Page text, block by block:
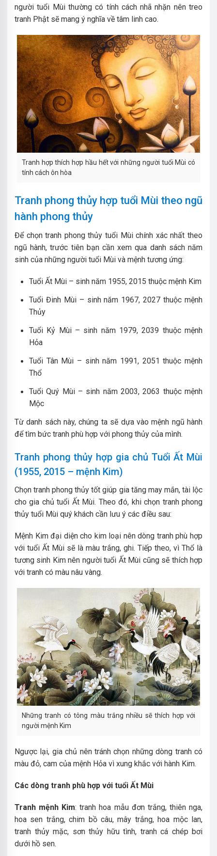
người tuổi Mùi thường có tính cách nhã nhặn nên treo
tranh Phật sẽ mang ý nghĩa về tâm linh cao.
Tranh hợp thích hợp hầu hết với những người tuổi Mùi có
tính cách ôn hòa
Tranh phong thủy hợp tuổi Mùi theo ngũ
hành phong thủy
Để chọn tranh phong thủy tuổi Mùi chính xác nhất theo
ngũ hành, trước tiên bạn cần xem qua danh sách năm
sinh của những người tuổi Mùi và mệnh tương ứng:
Tuổi Ất Mùi – sinh năm 1955, 2015 thuộc mệnh Kim
Tuổi Đinh Mùi – sinh năm 1967, 2027 thuộc mệnh
Thủy
Tuổi Kỷ Mùi – sinh năm 1979, 2039 thuộc mệnh
Hỏa
Tuổi Tân Mùi – sinh năm 1991, 2051 thuộc mệnh
Thổ
Tuổi Quý Mùi – sinh năm 2003, 2063 thuộc mệnh
Mộc
Từ danh sách này, chúng ta sẽ dựa vào mệnh ngũ hành
để tìm bức tranh phù hợp với phong thủy của mình.
Tranh phong thủy hợp gia chủ Tuổi Ất Mùi
(1955, 2015 – mệnh Kim)
Chọn tranh phong thủy tốt giúp gia tăng may mắn, tài lộc
cho gia chủ tuổi Ất Mùi. Theo đó, khi chọn tranh phong
thủy tuổi Mùi quý khách cần lưu ý các điều sau:
Mệnh Kim đại diện cho kim loại nên dòng tranh phù hợp
với tuổi Ất Mùi sẽ là màu trắng, ghi. Tiếp theo, vì Thổ là
tương sinh Kim nên người tuổi Ất Mùi cũng sẽ thích hợp
với tranh có màu nâu vàng.
Những tranh có tông màu trắng nhiều sẽ thích hợp với
người mệnh Kim
Ngược lại, gia chủ nên tránh chọn những dòng tranh có
màu đỏ, cam của mệnh Hỏa vì xung khắc với hành Kim.
Các dòng tranh phù hợp với tuổi Ất Mùi
Tranh mệnh Kim: tranh hoa mẫu đơn trắng, thiên nga,
hoa sen trắng, chim bồ câu, mây trắng, hoa mộc lan,
tranh thủy mặc, sơn thủy hữu tình, tranh cá chép bơi
dưới hồ sen.